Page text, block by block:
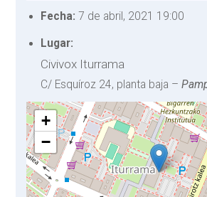
Fecha: 7 de abril, 2021 19:00
Lugar:
Civivox Iturrama
C/ Esquíroz 24, planta baja –
+
−